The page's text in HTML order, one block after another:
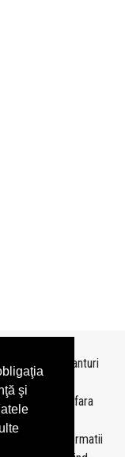
şi
ultimelor bilanturi
TopFirme si fara
sau informatii